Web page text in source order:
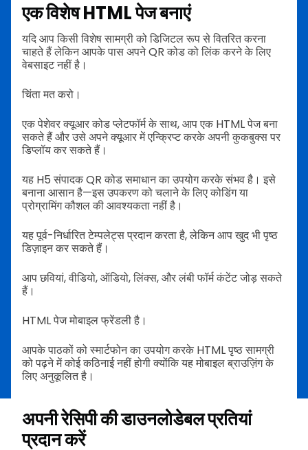
एक विशेष HTML पेज बनाएं
यदि आप किसी विशेष सामग्री को डिजिटल रूप से वितरित करना
चाहते हैं लेकिन आपके पास अपने QR कोड को लिंक करने के लिए
वेबसाइट नहीं है।
चिंता मत करो।
एक पेशेवर क्यूआर कोड प्लेटफॉर्म के साथ, आप एक HTML पेज बना
सकते हैं और उसे अपने क्यूआर में एन्क्रिप्ट करके अपनी कुकबुक्स पर
डिप्लॉय कर सकते हैं।
यह H5 संपादक QR कोड समाधान का उपयोग करके संभव है। इसे
बनाना आसान है—इस उपकरण को चलाने के लिए कोडिंग या
प्रोग्रामिंग कौशल की आवश्यकता नहीं है।
यह पूर्व-निर्धारित टेम्पलेट्स प्रदान करता है, लेकिन आप खुद भी पृष्ठ
डिज़ाइन कर सकते हैं।
आप छवियां, वीडियो, ऑडियो, लिंक्स, और लंबी फॉर्म कंटेंट जोड़ सकते
हैं।
HTML पेज मोबाइल फ्रेंडली है।
आपके पाठकों को स्मार्टफोन का उपयोग करके HTML पृष्ठ सामग्री
को पढ़ने में कोई कठिनाई नहीं होगी क्योंकि यह मोबाइल ब्राउज़िंग के
लिए अनुकूलित है।
अपनी रेसिपी की डाउनलोडेबल प्रतियां
प्रदान करें